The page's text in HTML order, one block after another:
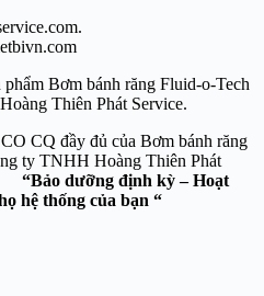
Bơm bánh răng Fluid-o-Tech
Thiên Phát Service.
CQ đầy đủ của Bơm bánh răng
ty TNHH Hoàng Thiên Phát
“Bảo dưỡng định kỳ – Hoạt
hệ thống của bạn “